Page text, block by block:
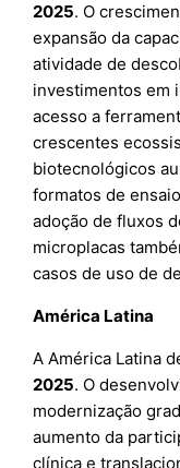
2025. O
expansão da
atividade de
investimentos em
acesso a
crescentes
biotecnológicos
formatos de
adoção de fluxos
microplacas
casos de uso de
América Latina
A América Latina
2025. O
modernização
aumento da
clínica e